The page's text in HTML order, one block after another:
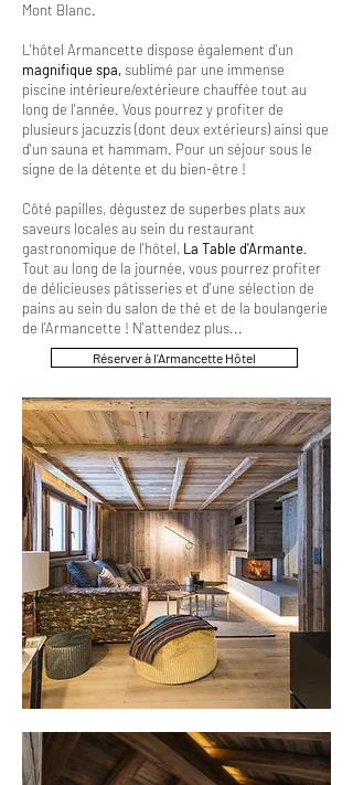
Mont Blanc.
L'hôtel Armancette dispose également d'un
magnifique spa,sublimé par une immense
piscine intérieure/extérieure chauffée tout au
long de l'année. Vous pourrez y profiter de
plusieurs jacuzzis (dont deux extérieurs) ainsi que
d'un sauna et hammam. Pour un séjour sous le
signe de la détente et du bien-être !
Côté papilles, dégustez de superbes plats aux
saveurs locales au sein du restaurant
gastronomique de l'hôtel, La Table d'Armante.
Tout au long de la journée, vous pourrez profiter
de délicieuses pâtisseries et d'une sélection de
pains au sein du salon de thé et de la boulangerie
de l'Armancette ! N'attendez plus...
Réserver à l'Armancette Hôtel